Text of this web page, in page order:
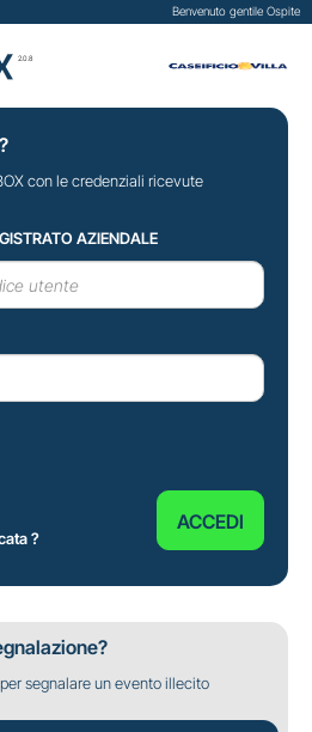
Benvenuto gentile Ospite
2.0.8
con le credenziali ricevute
AZIENDALE
?
ACCEDI
segnalare un evento illecito